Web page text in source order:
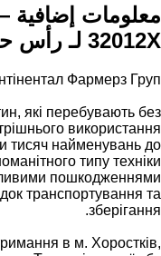
32012X لـ رأس حصاد الحبوب
Фармерз Груп.
які перебувають без
використання.
тисяч найменувань до
типу техніки.
пошкодженнями
транспортування та
зберігання.
в м. Хоростків,